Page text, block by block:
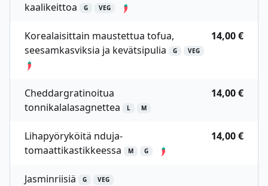
kaalikeittoa
G VEG
Korealaisittain maustettua tofua,
seesamkasviksia ja kevätsipulia
G VEG
14,00 €
Cheddargratinoitua
tonnikalalasagnettea
L M
14,00 €
Lihapyöryköitä nduja-
tomaattikastikkeessa
M G
14,00 €
Jasminriisiä G VEG